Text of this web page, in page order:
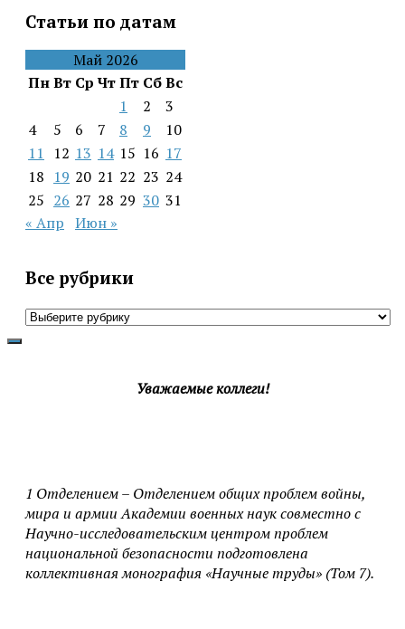
Статьи по датам
Май 2026
ПнВт Ср ЧтПт СбВс
1
2
3
4
5 6 7 8 9
10
11
12 13 14 15 16 17
18 19 20 21 22 23 24
25 26 27 28 29 30 31
« Апр Июн »
Все рубрики
Все
Уважаемые коллеги!
1 Отделением – Отделением общих проблем войны,
мира и армии Академии военных наук совместно с
Научно-исследовательским центром проблем
национальной безопасности подготовлена
коллективная монография «Научные труды» (Том 7).